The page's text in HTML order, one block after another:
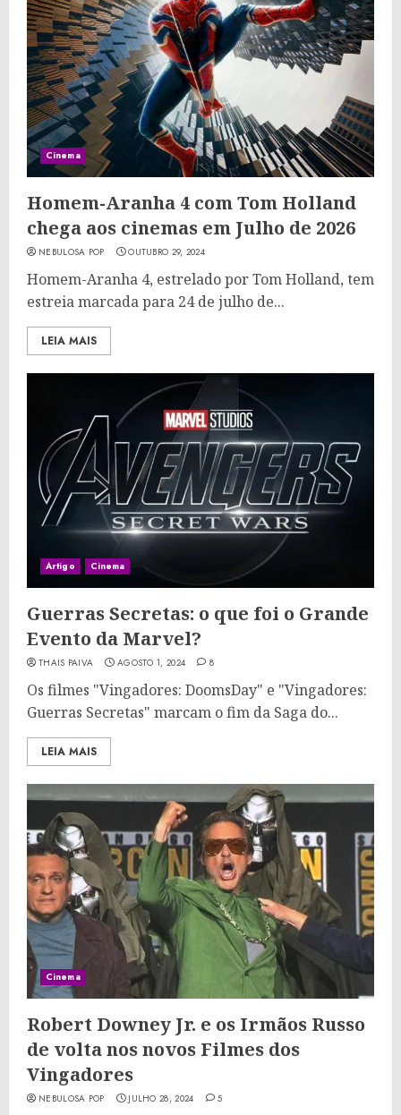
Cinema
Homem-Aranha 4 com Tom Holland
chega aos cinemas em Julho de 2026
NEBULOSA POP OUTUBRO 29, 2024
Homem-Aranha 4, estrelado por Tom Holland, tem
estreia marcada para 24 de julho de...
LEIA MAIS
Artigo Cinema
Guerras Secretas: o que foi o Grande
Evento da Marvel?
THAIS PAIVA AGOSTO 1, 2024 8
Os filmes "Vingadores: DoomsDay" e "Vingadores:
Guerras Secretas" marcam o fim da Saga do...
LEIA MAIS
Cinema
Robert Downey Jr. e os Irmãos Russo
de volta nos novos Filmes dos
Vingadores
NEBULOSA POP JULHO 28, 2024 5